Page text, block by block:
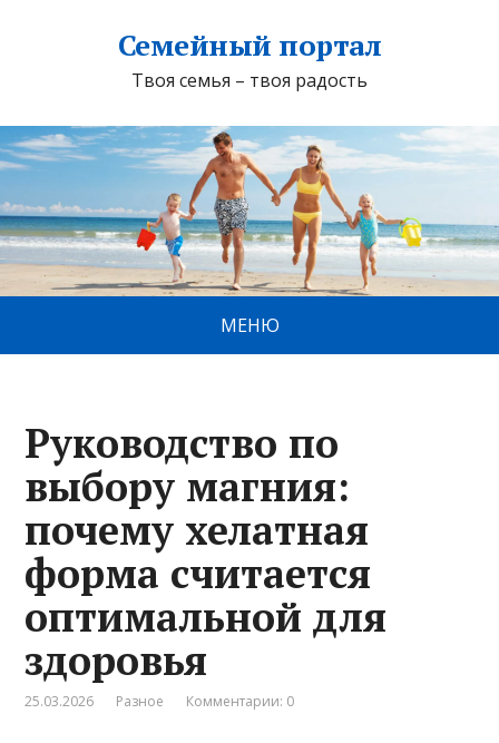
Семейный портал
Твоя семья – твоя радость
МЕНЮ
Руководство по
выбору магния:
почему хелатная
форма считается
оптимальной для
здоровья
25.03.2026 Разное Комментарии: 0